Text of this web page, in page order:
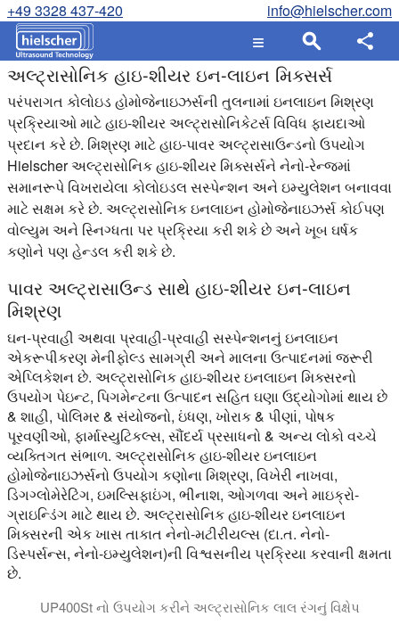
+49 3328 437-420 info@hielscher.com
અલ્ટ્રાસોનિક હાઇ-શીયર ઇન-લાઇન મિક્સર્સ
પરંપરાગત કોલોઇડ હોમોજેનાઇઝર્સની તુલનામાં ઇનલાઇન મિશ્રણ
પ્રક્રિયાઓ માટે હાઇ-શીયર અલ્ટ્રાસોનિકેટર્સ વિવિધ ફાયદાઓ
પ્રદાન કરે છે. મિશ્રણ માટે હાઇ-પાવર અલ્ટ્રાસાઉન્ડનો ઉપયોગ
Hielscher અલ્ટ્રાસોનિક હાઇ-શીયર મિક્સર્સને નેનો-રેન્જમાં
સમાનરૂપે વિખરાયેલા કોલોઇડલ સસ્પેન્શન અને ઇમ્યુલેશન બનાવવા
માટે સક્ષમ કરે છે. અલ્ટ્રાસોનિક ઇનલાઇન હોમોજેનાઇઝર્સ કોઈપણ
વોલ્યુમ અને સ્નિગ્ધતા પર પ્રક્રિયા કરી શકે છે અને ખૂબ ઘર્ષક
કણોને પણ હેન્ડલ કરી શકે છે.
પાવર અલ્ટ્રાસાઉન્ડ સાથે હાઇ-શીયર ઇન-લાઇન
મિશ્રણ
ઘન-પ્રવાહી અથવા પ્રવાહી-પ્રવાહી સસ્પેન્શનનું ઇનલાઇન
એકરૂપીકરણ મેનીફોલ્ડ સામગ્રી અને માલના ઉત્પાદનમાં જરૂરી
એપ્લિકેશન છે. અલ્ટ્રાસોનિક હાઇ-શીયર ઇનલાઇન મિક્સરનો
ઉપયોગ પેઇન્ટ, પિગમેન્ટના ઉત્પાદન સહિત ઘણા ઉદ્યોગોમાં થાય છે
& શાહી, પોલિમર & સંયોજનો, ઇંધણ, ખોરાક & પીણાં, પોષક
પૂરવણીઓ, ફાર્માસ્યુટિકલ્સ, સૌંદર્ય પ્રસાધનો & અન્ય લોકો વચ્ચે
વ્યક્તિગત સંભાળ. અલ્ટ્રાસોનિક હાઇ-શીયર ઇનલાઇન
હોમોજેનાઇઝર્સનો ઉપયોગ કણોના મિશ્રણ, વિખેરી નાખવા,
ડિગગ્લોમેરેટિંગ, ઇમલ્સિફાઇંગ, ભીનાશ, ઓગળવા અને માઇક્રો-
ગ્રાઇન્ડિંગ માટે થાય છે. અલ્ટ્રાસોનિક હાઇ-શીયર ઇનલાઇન
મિક્સરની એક ખાસ તાકાત નેનો-મટીરીયલ્સ (દા.ત. નેનો-
ડિસ્પર્સન્સ, નેનો-ઇમ્યુલેશન)ની વિશ્વસનીય પ્રક્રિયા કરવાની ક્ષમતા
છે.
UP400St નો ઉપયોગ કરીને અલ્ટ્રાસોનિક લાલ રંગનું વિક્ષેપ